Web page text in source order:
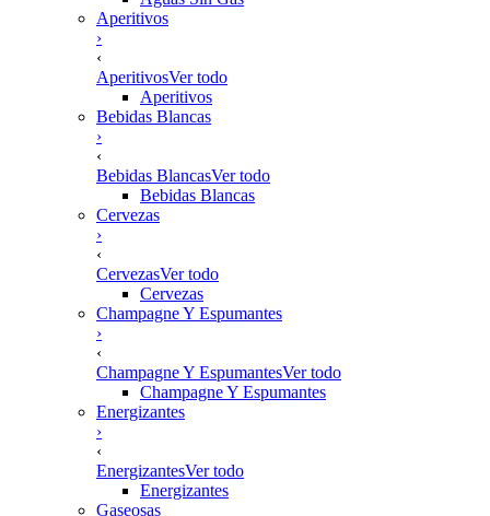
Aperitivos
›
‹
AperitivosVer todo
Aperitivos
Bebidas Blancas
›
‹
Bebidas BlancasVer todo
Bebidas Blancas
Cervezas
›
‹
CervezasVer todo
Cervezas
Champagne Y Espumantes
›
‹
Champagne Y EspumantesVer todo
Champagne Y Espumantes
Energizantes
›
‹
EnergizantesVer todo
Energizantes
Gaseosas